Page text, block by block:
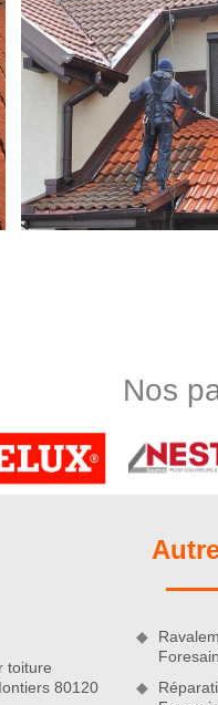
conformes aux normes,
types de revêtement
et le printemps avec une
Nos
toiture
80120